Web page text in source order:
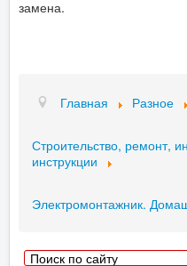
замена.
Главная Разное
Строительство, ремонт,
инструкции
Электромонтажник.